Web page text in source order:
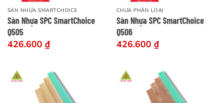
SÀN NHỰA SMARTCHOICE
Sàn Nhựa SPC SmartChoice
Q505
426.600 ₫
CHƯA PHÂN LOẠI
Sàn Nhựa SPC SmartChoice
Q506
426.600 ₫